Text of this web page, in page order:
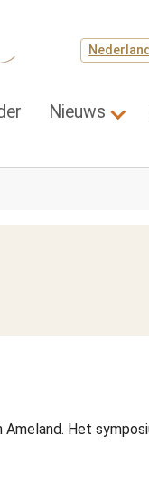
"Wetenschap"
Nieuws
Het